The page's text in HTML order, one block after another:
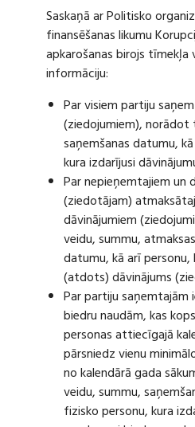
Saskaņā ar Politisko
finansēšanas likumu
apkarošanas birojs tīmekļa
informāciju:
Par visiem partiju
(ziedojumiem), norādot
saņemšanas datumu,
kura izdarījusi
Par nepieņemtajiem un
(ziedotājam)
dāvinājumiem
veidu, summu,
datumu, kā arī
(atdots) dāvinājums
Par partiju saņemtajām
biedru naudām, kas
personas attiecīgajā
pārsniedz vienu
no kalendārā gada
veidu, summu,
fizisko personu, kura